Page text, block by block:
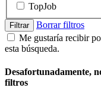
TopJob
Filtrar
Borrar filtros
Me gustaría recibir
esta búsqueda.
Desafortunadamente,
filtros